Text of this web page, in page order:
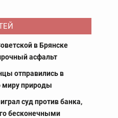
в Брянске
асфальт
отправились в
миру природы
суд против банка,
бесконечными